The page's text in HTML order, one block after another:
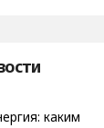
каким